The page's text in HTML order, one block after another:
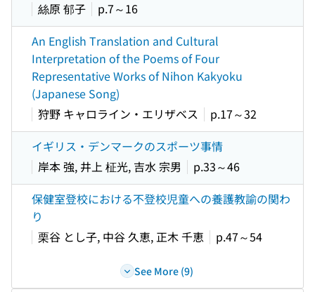
絲原 郁子
p.7～16
An English Translation and Cultural
Interpretation of the Poems of Four
Representative Works of Nihon Kakyoku
(Japanese Song)
狩野 キャロライン・エリザベス
p.17～32
イギリス・デンマークのスポーツ事情
岸本 強, 井上 柾光, 吉水 宗男
p.33～46
保健室登校における不登校児童への養護教諭の関わ
り
栗谷 とし子, 中谷 久恵, 正木 千恵
p.47～54
See More (9)